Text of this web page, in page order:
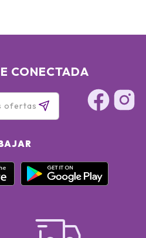
CONECTADA